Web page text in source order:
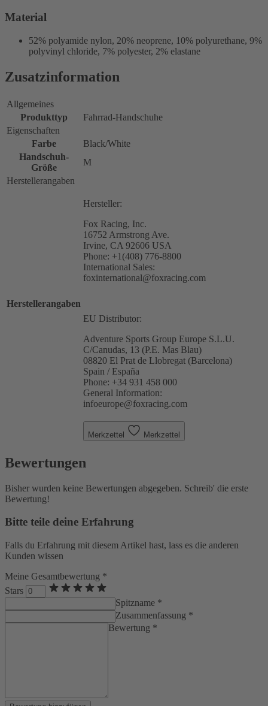
Material
52% polyamide nylon, 20% neoprene, 10% polyurethane, 9%
polyvinyl chloride, 7% polyester, 2% elastane
Zusatzinformation
Allgemeines
Produkttyp
Fahrrad-Handschuhe
Eigenschaften
Farbe
Black/White
Handschuh-
Größe
M
Herstellerangaben
Herstellerangaben
Hersteller:
Fox Racing, Inc.
16752 Armstrong Ave.
Irvine, CA 92606 USA
Phone: +1(408) 776-8800
International Sales:
foxinternational@foxracing.com
EU Distributor:
Adventure Sports Group Europe S.L.U.
C/Canudas, 13 (P.E. Mas Blau)
08820 El Prat de Llobregat (Barcelona)
Spain / España
Phone: +34 931 458 000
General Information:
infoeurope@foxracing.com
Merkzettel Merkzettel
Bewertungen
Bisher wurden keine Bewertungen abgegeben. Schreib' die erste
Bewertung!
Bitte teile deine Erfahrung
Falls du Erfahrung mit diesem Artikel hast, lass es die anderen
Kunden wissen
Meine Gesamtbewertung *
Stars
Spitzname *
Zusammenfassung *
Bewertung *